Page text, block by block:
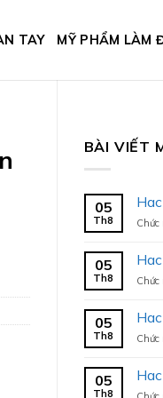
TAY MỸ PHẨM LÀM
BÀI VIẾT
05
Th8
05
Th8
05
Th8
05
Th8